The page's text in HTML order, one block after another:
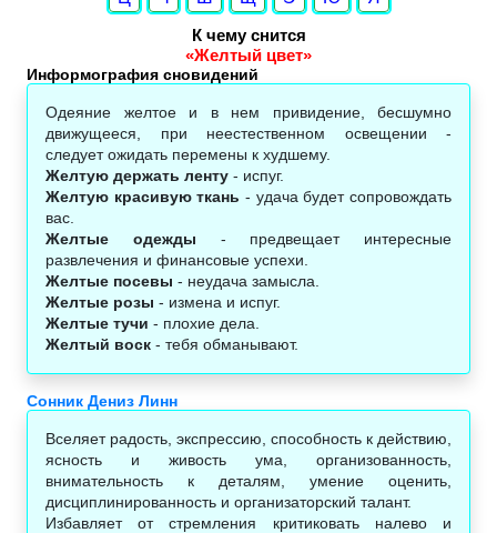
К чему снится
«Желтый цвет»
Информография сновидений
Одеяние желтое и в нем привидение, бесшумно
движущееся, при неестественном освещении -
следует ожидать перемены к худшему.
Желтую держать ленту - испуг.
Желтую красивую ткань - удача будет сопровождать
вас.
Желтые одежды - предвещает интересные
развлечения и финансовые успехи.
Желтые посевы - неудача замысла.
Желтые розы - измена и испуг.
Желтые тучи - плохие дела.
Желтый воск - тебя обманывают.
Сонник Дениз Линн
Вселяет радость, экспрессию, способность к действию,
ясность и живость ума, организованность,
внимательность к деталям, умение оценить,
дисциплинированность и организаторский талант.
Избавляет от стремления критиковать налево и